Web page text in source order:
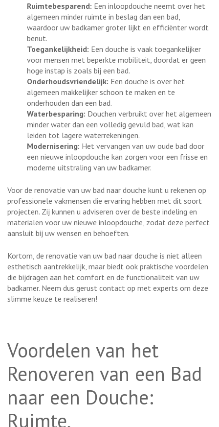
Ruimtebesparend: Een inloopdouche neemt over het
algemeen minder ruimte in beslag dan een bad,
waardoor uw badkamer groter lijkt en efficiënter wordt
benut.
Toegankelijkheid: Een douche is vaak toegankelijker
voor mensen met beperkte mobiliteit, doordat er geen
hoge instap is zoals bij een bad.
Onderhoudsvriendelijk: Een douche is over het
algemeen makkelijker schoon te maken en te
onderhouden dan een bad.
Waterbesparing: Douchen verbruikt over het algemeen
minder water dan een volledig gevuld bad, wat kan
leiden tot lagere waterrekeningen.
Modernisering: Het vervangen van uw oude bad door
een nieuwe inloopdouche kan zorgen voor een frisse en
moderne uitstraling van uw badkamer.
Voor de renovatie van uw bad naar douche kunt u rekenen op
professionele vakmensen die ervaring hebben met dit soort
projecten. Zij kunnen u adviseren over de beste indeling en
materialen voor uw nieuwe inloopdouche, zodat deze perfect
aansluit bij uw wensen en behoeften.
Kortom, de renovatie van uw bad naar douche is niet alleen
esthetisch aantrekkelijk, maar biedt ook praktische voordelen
die bijdragen aan het comfort en de functionaliteit van uw
badkamer. Neem dus gerust contact op met experts om deze
slimme keuze te realiseren!
Voordelen van het
Renoveren van een Bad
naar een Douche:
Ruimte,